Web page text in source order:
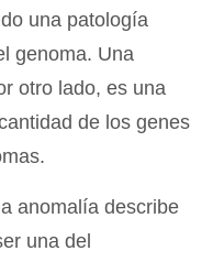
una patología
genoma. Una
otro lado, es una
de los genes
anomalía describe
una del